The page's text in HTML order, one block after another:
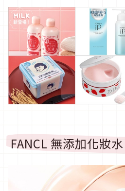
FANCL 無添加化妝